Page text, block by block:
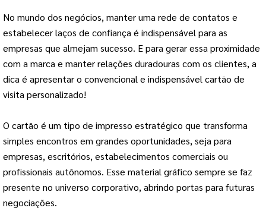
No mundo dos negócios, manter uma rede de contatos e
estabelecer laços de confiança é indispensável para as
empresas que almejam sucesso. E para gerar essa proximidade
com a marca e manter relações duradouras com os clientes, a
dica é apresentar o convencional e indispensável cartão de
visita personalizado!
O cartão é um tipo de impresso estratégico que transforma
simples encontros em grandes oportunidades, seja para
empresas, escritórios, estabelecimentos comerciais ou
profissionais autônomos. Esse material gráfico sempre se faz
presente no universo corporativo, abrindo portas para futuras
negociações.